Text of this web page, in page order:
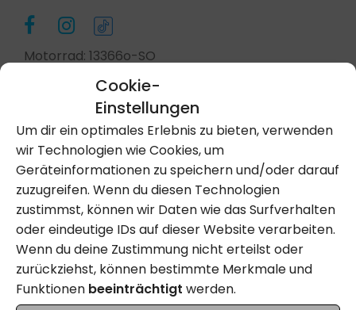
Cookie-
Einstellungen
Um dir ein optimales Erlebnis zu bieten, verwenden
wir Technologien wie Cookies, um
Geräteinformationen zu speichern und/oder darauf
zuzugreifen. Wenn du diesen Technologien
zustimmst, können wir Daten wie das Surfverhalten
oder eindeutige IDs auf dieser Website verarbeiten.
Wenn du deine Zustimmung nicht erteilst oder
zurückziehst, können bestimmte Merkmale und
Funktionen beeinträchtigt werden.
Motorrad: 13366o-SO
Kontakt Aufnehmen
Anrufen
Name